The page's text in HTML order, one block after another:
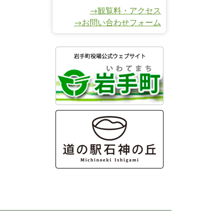
→観覧料・アクセス
→お問い合わせフォーム